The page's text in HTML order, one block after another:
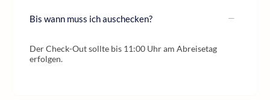
Bis wann muss ich auschecken?
Der Check-Out sollte bis 11:00 Uhr am Abreisetag
erfolgen.